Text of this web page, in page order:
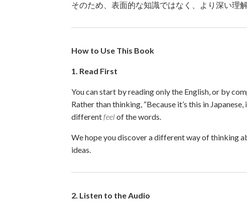
そのため、表面的な知識ではなく、より深い理
How to Use This Book
1. Read First
You can start by reading only the English, or by
Rather than thinking, “Because it’s this in
differentfeel of the words.
We hope you discover a different way of thinking
ideas.
2. Listen to the Audio